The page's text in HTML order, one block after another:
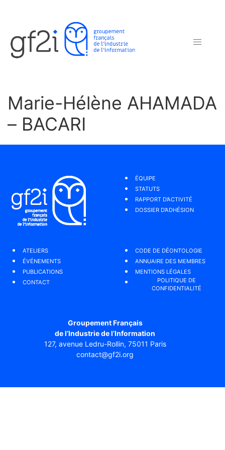
Marie-Hélène AHAMADA
– BACARI
ÉQUIPE
STATUTS
RAPPORT D’ACTIVITÉ
DOSSIER D’ADHÉSION
ATELIERS
ÉVÉNEMENTS
PUBLICATIONS
CONTACT
CODE DE DÉONTOLOGIE
ANNUAIRE DES MEMBRES
MENTIONS LÉGALES
POLITIQUE DE
CONFIDENTIALITÉ
Groupement Français
de l’Industrie de l’Information
127, avenue Ledru-Rollin, 75011 Paris
contact@gf2i.org